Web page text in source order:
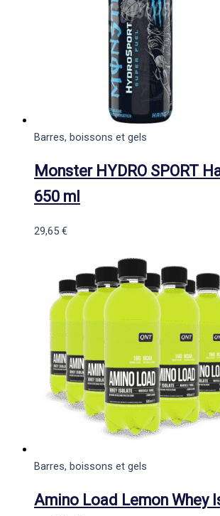
Barres, boissons et gels
Monster HYDRO SPORT
650 ml
29,65 €
Barres, boissons et gels
Amino Load Lemon Whey